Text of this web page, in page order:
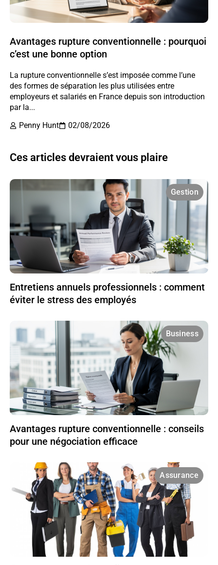
Avantages rupture conventionnelle : pourquoi
c’est une bonne option
La rupture conventionnelle s’est imposée comme l’une
des formes de séparation les plus utilisées entre
employeurs et salariés en France depuis son introduction
par la...
Penny Hunt
02/08/2026
Ces articles devraient vous plaire
Gestion
Entretiens annuels professionnels : comment
éviter le stress des employés
Business
Avantages rupture conventionnelle : conseils
pour une négociation efficace
Assurance